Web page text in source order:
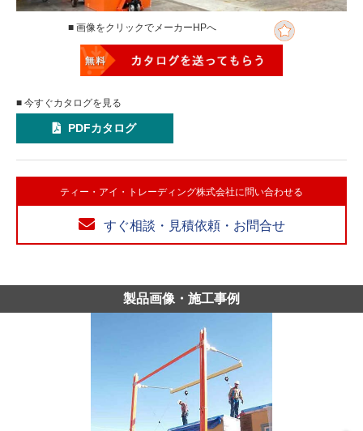
■ 画像をクリックでメーカーHPへ
■ 今すぐカタログを見る
PDFカタログ
ティー・アイ・トレーディング株式会社に問い合わせる
すぐ相談・見積依頼・お問合せ
製品画像・施工事例